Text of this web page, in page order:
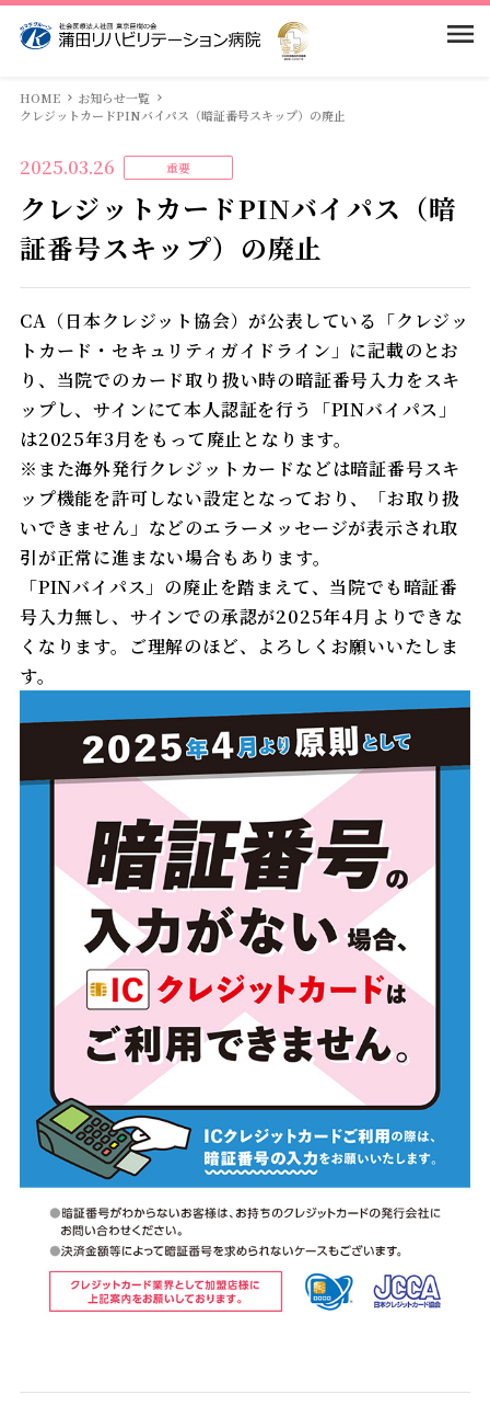
当院のご案内
基本理念・基本方針
患者様の権利と義務
院長挨拶
病院概要・沿革
当院の特徴
館内案内
広報物
実績データ
退院時アンケート
学会発表
入院案内
入院のご案内
面会・面談について
よくある質問
各種料金表（室料・自費等）
院内掲示物
部門紹介
看護部
リハビリテーション科
訪問リハビリテーション
医療連携室
栄養科
薬剤科
アクセス・送迎バス
HOME
お知らせ一覧
クレジットカードPINバイパス（暗証番号スキップ）の廃止
2025.03.26 重要
クレジットカードPINバイパス（暗
証番号スキップ）の廃止
CA（日本クレジット協会）が公表している「クレジッ
トカード・セキュリティガイドライン」に記載のとお
り、当院でのカード取り扱い時の暗証番号入力をスキ
ップし、サインにて本人認証を行う「PINバイパス」
は2025年3月をもって廃止となります。
※また海外発行クレジットカードなどは暗証番号スキ
ップ機能を許可しない設定となっており、「お取り扱
いできません」などのエラーメッセージが表示され取
引が正常に進まない場合もあります。
「PINバイパス」の廃止を踏まえて、当院でも暗証番
号入力無し、サインでの承認が2025年4月よりできな
くなります。ご理解のほど、よろしくお願いいたしま
す。